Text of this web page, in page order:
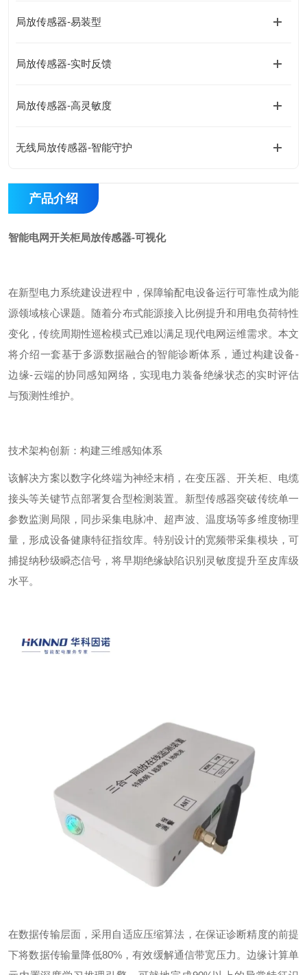
局放传感器-易装型
局放传感器-实时反馈
局放传感器-高灵敏度
无线局放传感器-智能守护
产品介绍
智能电网开关柜局放传感器-可视化
在新型电力系统建设进程中，保障输配电设备运行可靠性成为能
源领域核心课题。随着分布式能源接入比例提升和用电负荷特性
变化，传统周期性巡检模式已难以满足现代电网运维需求。本文
将介绍一套基于多源数据融合的智能诊断体系，通过构建设备-
边缘-云端的协同感知网络，实现电力装备绝缘状态的实时评估
与预测性维护。
技术架构创新：构建三维感知体系
该解决方案以数字化终端为神经末梢，在变压器、开关柜、电缆
接头等关键节点部署复合型检测装置。新型传感器突破传统单一
参数监测局限，同步采集电脉冲、超声波、温度场等多维度物理
量，形成设备健康特征指纹库。特别设计的宽频带采集模块，可
捕捉纳秒级瞬态信号，将早期绝缘缺陷识别灵敏度提升至皮库级
水平。
在数据传输层面，采用自适应压缩算法，在保证诊断精度的前提
下将数据传输量降低80%，有效缓解通信带宽压力。边缘计算单